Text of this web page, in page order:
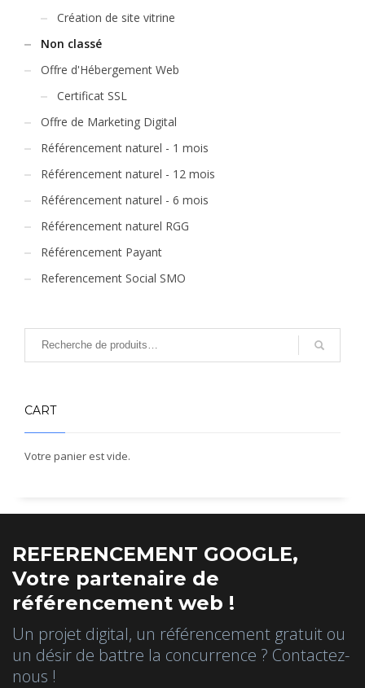
Création de site vitrine
Non classé
Offre d'Hébergement Web
Certificat SSL
Offre de Marketing Digital
Référencement naturel - 1 mois
Référencement naturel - 12 mois
Référencement naturel - 6 mois
Référencement naturel RGG
Référencement Payant
Referencement Social SMO
CART
Votre panier est vide.
REFERENCEMENT GOOGLE,
Votre partenaire de
référencement web !
Un projet digital, un référencement gratuit ou
un désir de battre la concurrence ? Contactez-
nous !